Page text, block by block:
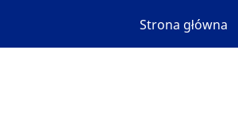
Strona główna